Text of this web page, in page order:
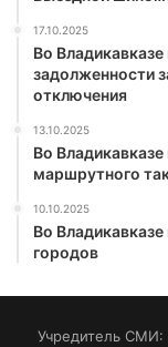
17.10.2025
Во
задолженности
отключения
13.10.2025
Во
маршрутного
10.10.2025
Во
городов
Учредитель СМИ: